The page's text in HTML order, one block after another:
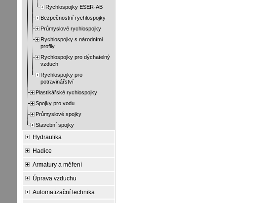
Rychlospojky ESER-AB
Bezpečnostní rychlospojky
Průmyslové rychlospojky
Rychlospojky s národními
profily
Rychlospojky pro dýchatelný
vzduch
Rychlospojky pro
potravinářství
Plastikářské rychlospojky
Spojky pro vodu
Průmyslové spojky
Stavební spojky
Hydraulika
Hadice
Armatury a měření
Úprava vzduchu
Automatizační technika